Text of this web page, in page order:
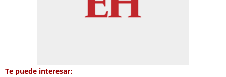
Te puede interesar: